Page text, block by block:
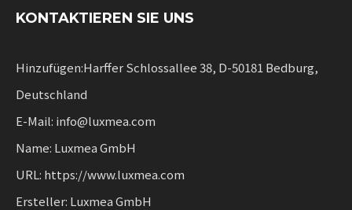
vereinen Funktionalität
Mobilität skalieren.
KONTAKTIEREN SIE UNS
Hinzufügen:Harffer Schlossallee 38, D-50181 Bedburg,
Deutschland
E-Mail: info@luxmea.com
Name: Luxmea GmbH
URL: https://www.luxmea.com
Ersteller: Luxmea GmbH